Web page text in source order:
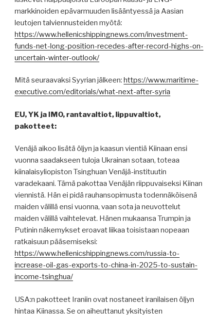
markkinoiden epävarmuuden lisääntyessä ja Aasian
leutojen talviennusteiden myötä:
https://www.hellenicshippingnews.com/investment-
funds-net-long-position-recedes-after-record-highs-on-
uncertain-winter-outlook/
Mitä seuraavaksi Syyrian jälkeen: https://www.maritime-
executive.com/editorials/what-next-after-syria
EU, YK ja IMO, rantavaltiot, lippuvaltiot,
pakotteet:
Venäjä aikoo lisätä öljyn ja kaasun vientiä Kiinaan ensi
vuonna saadakseen tuloja Ukrainan sotaan, toteaa
kiinalaisyliopiston Tsinghuan Venäjä-instituutin
varadekaani. Tämä pakottaa Venäjän riippuvaiseksi Kiinan
viennistä. Hän ei pidä rauhansopimusta todennäköisenä
maiden välillä ensi vuonna, vaan sota ja neuvottelut
maiden välillä vaihtelevat. Hänen mukaansa Trumpin ja
Putinin näkemykset eroavat liikaa toisistaan nopeaan
ratkaisuun pääsemiseksi:
https://www.hellenicshippingnews.com/russia-to-
increase-oil-gas-exports-to-china-in-2025-to-sustain-
income-tsinghua/
USA:n pakotteet Iraniin ovat nostaneet iranilaisen öljyn
hintaa Kiinassa. Se on aiheuttanut yksityisten